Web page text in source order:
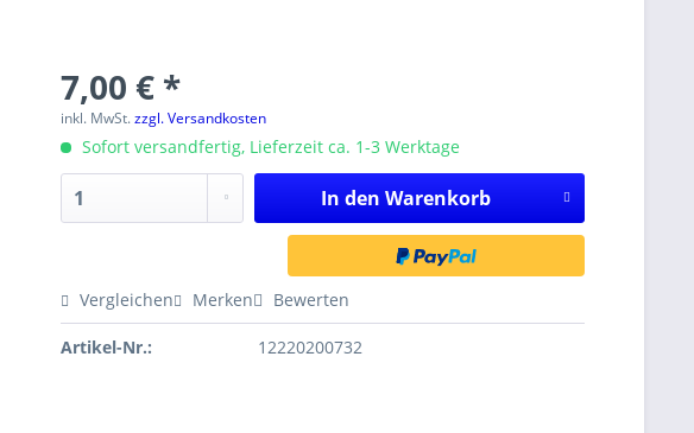
7,00 € *
inkl. MwSt.zzgl. Versandkosten
Sofort versandfertig, Lieferzeit ca. 1-3 Werktage
In den Warenkorb
Vergleichen Merken Bewerten
Artikel-Nr.: 12220200732